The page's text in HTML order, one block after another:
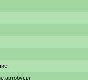
автобусы